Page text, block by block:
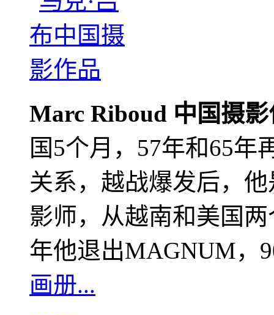
Marc Riboud 中国摄
国5个月，57年和65年
关系，越战爆发后，
影师，从越南和美国
年他退出MAGNUM，
画册...